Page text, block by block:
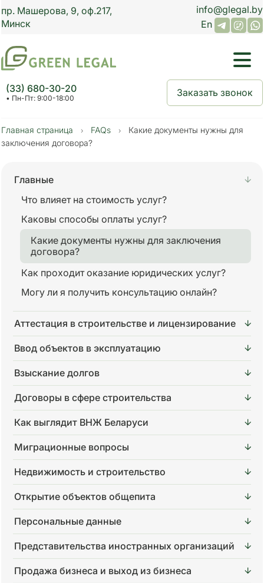
info@glegal.by
пр. Машерова, 9, оф.217,
Минск
En
(33) 680-30-20
• Пн-Пт: 9:00-18:00 Заказать звонок
Главная страница › FAQs ›
Какие документы нужны для
заключения договора?
Главные
Что влияет на стоимость услуг?
Каковы способы оплаты услуг?
Какие документы нужны для заключения
договора?
Как проходит оказание юридических услуг?
Могу ли я получить консультацию онлайн?
Аттестация в строительстве и лицензирование
Ввод объектов в эксплуатацию
Взыскание долгов
Договоры в сфере строительства
Как выглядит ВНЖ Беларуси
Миграционные вопросы
Недвижимость и строительство
Открытие объектов общепита
Персональные данные
Представительства иностранных организаций
Продажа бизнеса и выход из бизнеса